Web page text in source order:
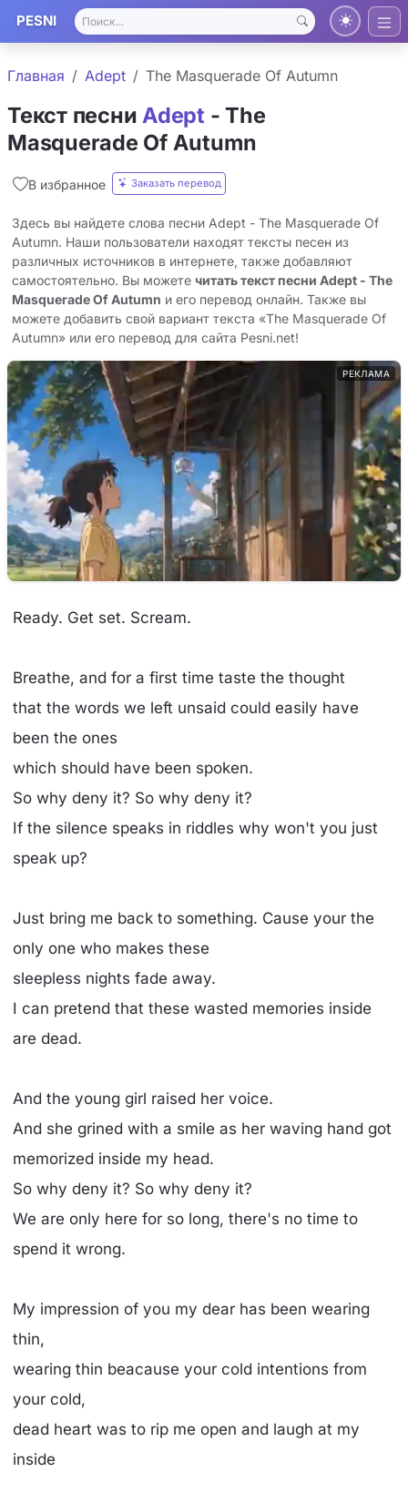
PESNI
Главная Adept The Masquerade Of Autumn
Текст песни Adept - The
Masquerade Of Autumn
В избранное Заказать перевод
Здесь вы найдете слова песни Adept - The Masquerade Of
Autumn. Наши пользователи находят тексты песен из
различных источников в интернете, также добавляют
самостоятельно. Вы можете читать текст песни Adept - The
Masquerade Of Autumn и его перевод онлайн. Также вы
можете добавить свой вариант текста «The Masquerade Of
Autumn» или его перевод для сайта Pesni.net!
РЕКЛАМА
Ready. Get set. Scream.
Breathe, and for a first time taste the thought
that the words we left unsaid could easily have
been the ones
which should have been spoken.
So why deny it? So why deny it?
If the silence speaks in riddles why won't you just
speak up?
Just bring me back to something. Cause your the
only one who makes these
sleepless nights fade away.
I can pretend that these wasted memories inside
are dead.
And the young girl raised her voice.
And she grined with a smile as her waving hand got
memorized inside my head.
So why deny it? So why deny it?
We are only here for so long, there's no time to
spend it wrong.
My impression of you my dear has been wearing
thin,
wearing thin beacause your cold intentions from
your cold,
dead heart was to rip me open and laugh at my
inside